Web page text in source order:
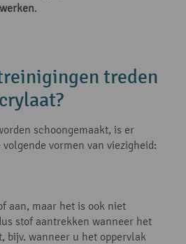
.
treden
schoongemaakt, is er
vormen van viezigheid:
aan, maar het is ook niet
stof aantrekken wanneer het
bijv. wanneer u het oppervlak